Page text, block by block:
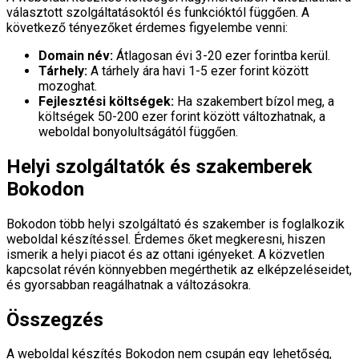
választott szolgáltatásoktól és funkcióktól függően. A
következő tényezőket érdemes figyelembe venni:
Domain név: Átlagosan évi 3-20 ezer forintba kerül.
Tárhely: A tárhely ára havi 1-5 ezer forint között
mozoghat.
Fejlesztési költségek: Ha szakembert bízol meg, a
költségek 50-200 ezer forint között változhatnak, a
weboldal bonyolultságától függően.
Helyi szolgáltatók és szakemberek
Bokodon
Bokodon több helyi szolgáltató és szakember is foglalkozik
weboldal készítéssel. Érdemes őket megkeresni, hiszen
ismerik a helyi piacot és az ottani igényeket. A közvetlen
kapcsolat révén könnyebben megérthetik az elképzeléseidet,
és gyorsabban reagálhatnak a változásokra.
Összegzés
A weboldal készítés Bokodon nem csupán egy lehetőség,